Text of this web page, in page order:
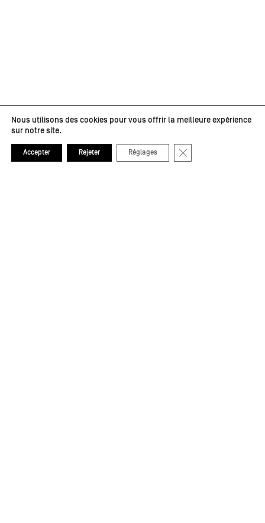
Nous utilisons des cookies pour vous offrir la meilleure expérience
sur notre site.
Accepter Rejeter Réglages Fermer la bannière